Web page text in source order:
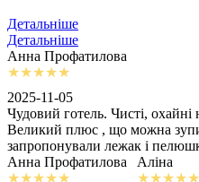
Детальніше
Детальніше
Анна Профатилова
2025-11-05
Чудовий готель. Чисті,
Великий плюс , що можна
запропонували лежак і
Анна Профатилова
Аліна